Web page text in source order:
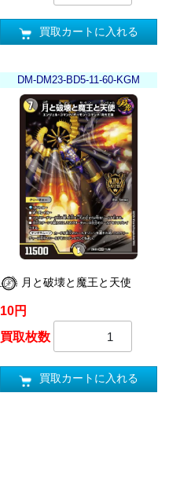
買取カートに入れる
DM-DM23-BD5-11-60-KGM
月と破壊と魔王と天使
10円
買取枚数
買取カートに入れる